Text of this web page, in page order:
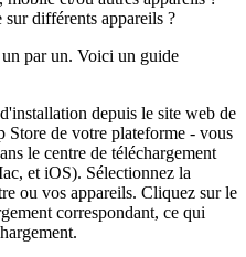
différents appareils ?
par un. Voici un guide
depuis le site web de
de votre plateforme - vous
le centre de téléchargement
et iOS). Sélectionnez la
ou vos appareils. Cliquez sur le
correspondant, ce qui